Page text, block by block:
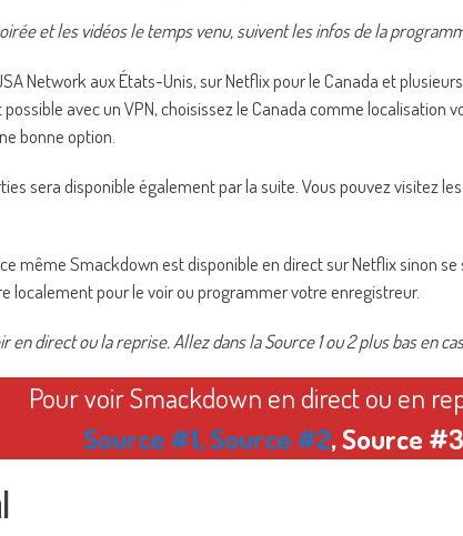
et les vidéos le temps venu, suivent les infos de la
Network aux États-Unis, sur Netflix pour le Canada et
possible avec un VPN, choisissez le Canada comme localisation
bonne option.
sera disponible également par la suite. Vous pouvez visitez
même Smackdown est disponible en direct sur Netflix sinon se
localement pour le voir ou programmer votre enregistreur.
en direct ou la reprise. Allez dans la Source 1 ou 2 plus bas en
Pour voir Smackdown en direct ou en
Source #1,Source #2, Source #3